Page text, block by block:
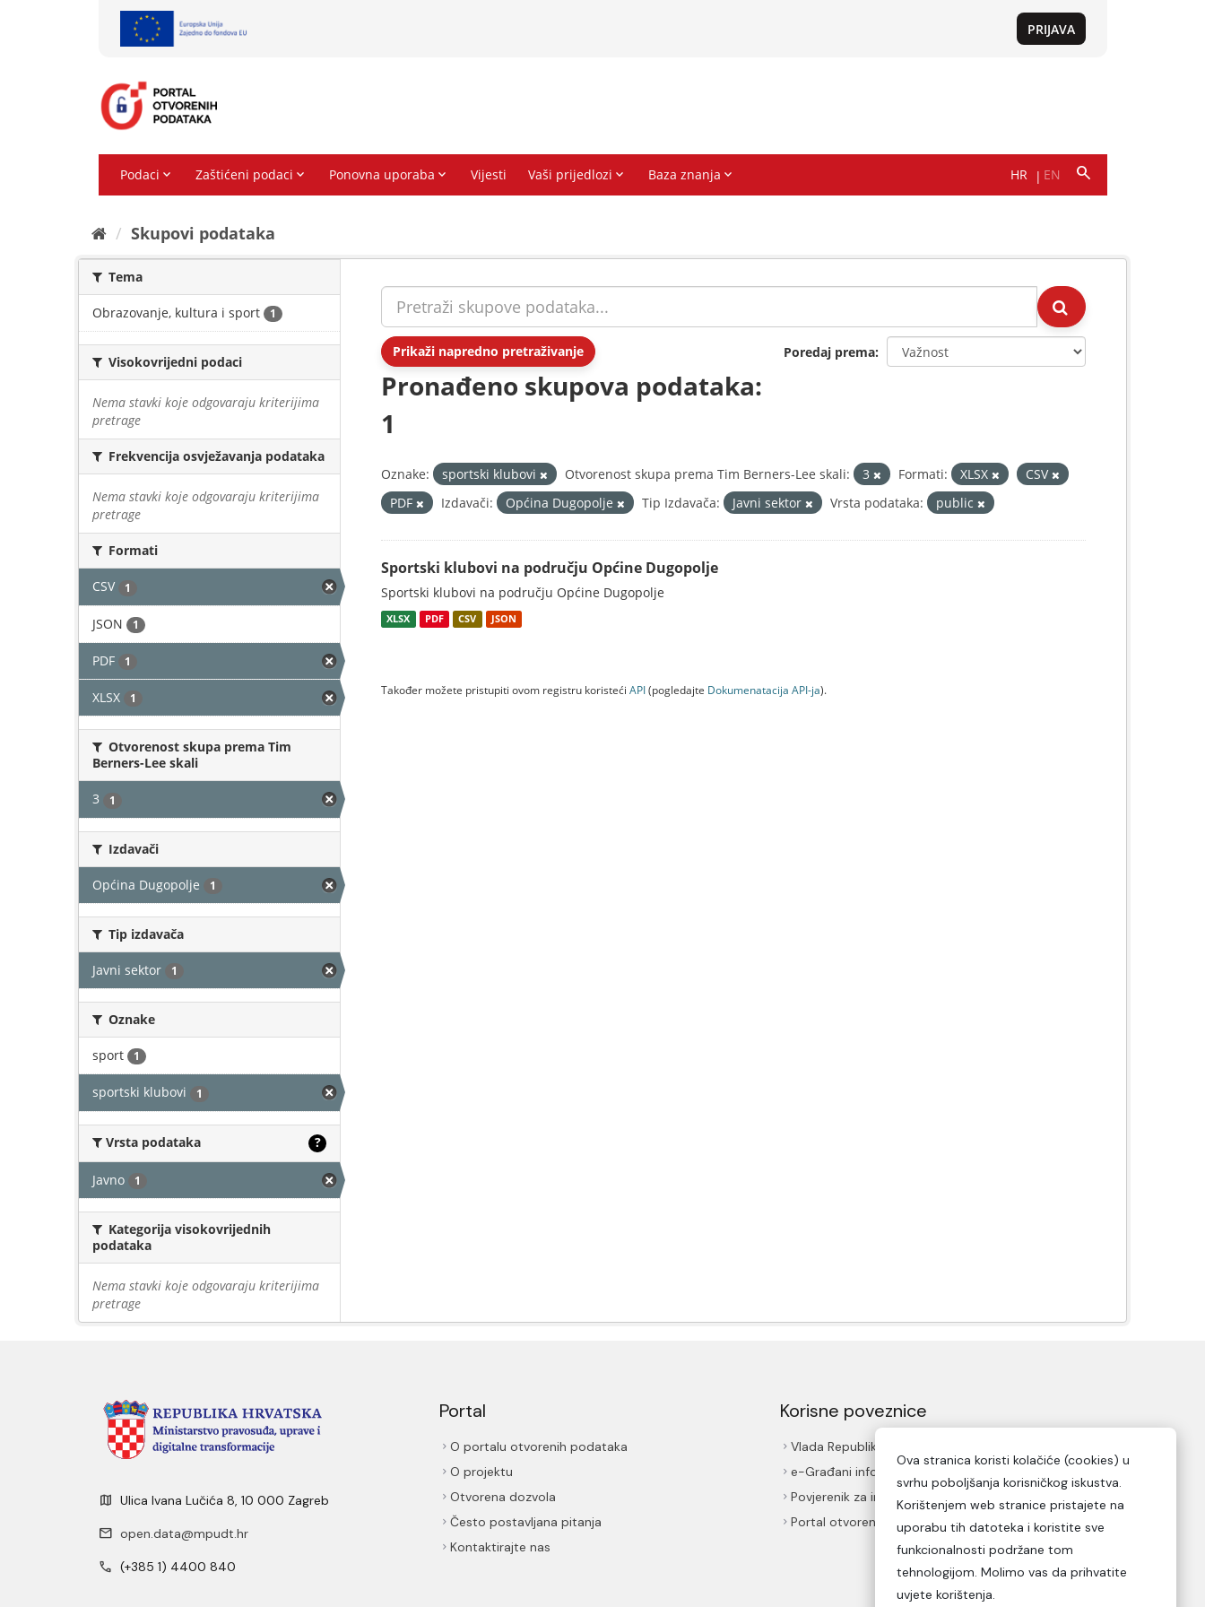
Skupovi podаtаkа
Tema
Obrazovanje, kultura i sport 1
Visokovrijedni podaci
Nema stavki koje odgovaraju kriterijima
pretrage
Frekvencija osvježavanja podataka
Nema stavki koje odgovaraju kriterijima
pretrage
Formati
CSV 1
JSON 1
PDF 1
XLSX 1
Otvorenost skupa prema Tim
Berners-Lee skali
3 1
Izdavači
Općina Dugopolje 1
Tip izdavača
Javni sektor 1
Oznake
sport 1
sportski klubovi 1
Vrsta podataka ?
Javno 1
Kategorija visokovrijednih
podataka
Nema stavki koje odgovaraju kriterijima
pretrage
Prikaži napredno pretraživanje Poredaj prema
Pronađeno skupova podataka:
1
Oznake: sportski klubovi Otvorenost skupa prema Tim Berners-Lee skali: 3 Formati: XLSX
CSV
PDF
Izdavači: Općina Dugopolje Tip Izdavača: Javni sektor Vrsta podataka: public
Sportski klubovi na području Općine Dugopolje
Sportski klubovi na području Općine Dugopolje
XLSX PDF CSV JSON
Također možete pristupiti ovom registru koristeći API(pogledajte Dokumenаtаcijа API-jа).